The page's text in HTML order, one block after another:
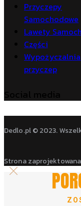
Przyczepy
Samochodowe
Lawety
Części
Wypożyczalnia
przyczep
Dedlo.pl © 2023.
Strona